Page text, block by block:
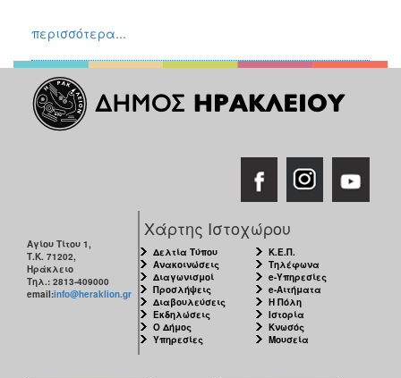
Κοινωνικό
Ισότητα
των
Φύλων
ΤΟΠΟΣ
ΜΑΣ
περισσότερα...
Αγίου Τίτου 1,
Τ.Κ. 71202,
Ηράκλειο
Τηλ.: 2813-409000
email:info@heraklion.gr
Χάρτης Ιστοχώρου
Δελτία Τύπου
Ανακοινώσεις
Διαγωνισμοί
Προσλήψεις
Διαβουλεύσεις
Εκδηλώσεις
Ο Δήμος
Υπηρεσίες
Κ.Ε.Π.
Τηλέφωνα
e-Υπηρεσίες
e-Αιτήματα
Η Πόλη
Ιστορία
Κνωσός
Μουσεία